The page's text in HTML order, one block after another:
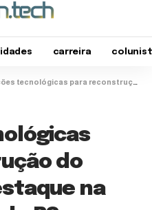
carreira
para reconstrução do Estado são destaque na programação do RS Innovation Agro na 47ª Expointer
do
na